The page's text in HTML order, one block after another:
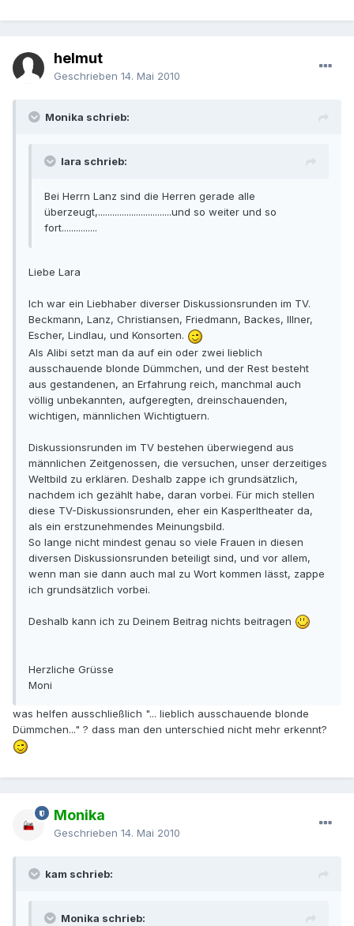
helmut
Geschrieben 14. Mai 2010
Monika schrieb:
lara schrieb:
Bei Herrn Lanz sind die Herren gerade alle
überzeugt,...............................und so weiter und so
fort...............
Liebe Lara
Ich war ein Liebhaber diverser Diskussionsrunden im TV.
Beckmann, Lanz, Christiansen, Friedmann, Backes, Illner,
Escher, Lindlau, und Konsorten.
Als Alibi setzt man da auf ein oder zwei lieblich
ausschauende blonde Dümmchen, und der Rest besteht
aus gestandenen, an Erfahrung reich, manchmal auch
völlig unbekannten, aufgeregten, dreinschauenden,
wichtigen, männlichen Wichtigtuern.
Diskussionsrunden im TV bestehen überwiegend aus
männlichen Zeitgenossen, die versuchen, unser derzeitiges
Weltbild zu erklären. Deshalb zappe ich grundsätzlich,
nachdem ich gezählt habe, daran vorbei. Für mich stellen
diese TV-Diskussionsrunden, eher ein Kasperltheater da,
als ein erstzunehmendes Meinungsbild.
So lange nicht mindest genau so viele Frauen in diesen
diversen Diskussionsrunden beteiligt sind, und vor allem,
wenn man sie dann auch mal zu Wort kommen lässt, zappe
ich grundsätzlich vorbei.
Deshalb kann ich zu Deinem Beitrag nichts beitragen
Herzliche Grüsse
Moni
was helfen ausschließlich "... lieblich ausschauende blonde
Dümmchen..." ? dass man den unterschied nicht mehr erkennt?
Monika
Geschrieben 14. Mai 2010
kam schrieb:
Monika schrieb: